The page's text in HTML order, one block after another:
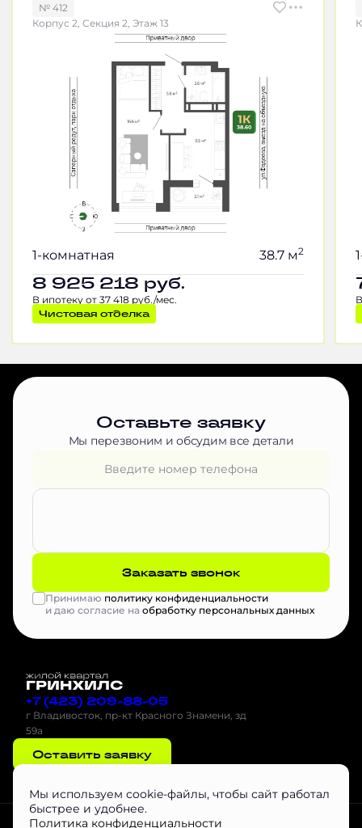
№ 412
Корпус 2, Секция 2, Этаж 13
1-комнатная 38.7 м2
8 925 218 руб.
В ипотеку от 37 418 руб./мес.
Чистовая отделка
Оставьте заявку
Мы перезвоним и обсудим все детали
Заказать звонок
Принимаю политику конфиденциальности
и даю согласие на обработку персональных данных
+7 (423) 209-88-05
г Владивосток, пр-кт Красного Знамени, зд
59а
Оставить заявку
Проектная декларация на наш.дом.рф
Мы используем cookie-файлы, чтобы сайт работал
быстрее и удобнее.
Политика конфиденциальности